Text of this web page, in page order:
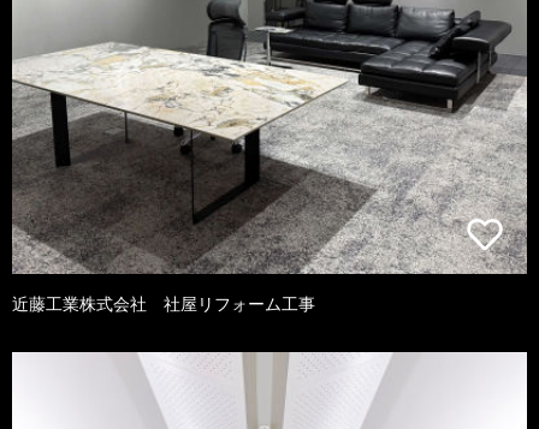
近藤工業株式会社 社屋リフォーム工事